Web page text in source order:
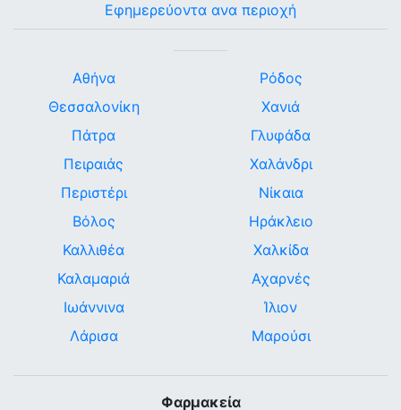
Εφημερεύοντα ανα περιοχή
Αθήνα
Θεσσαλονίκη
Πάτρα
Πειραιάς
Περιστέρι
Βόλος
Καλλιθέα
Καλαμαριά
Ιωάννινα
Λάρισα
Ρόδος
Χανιά
Γλυφάδα
Χαλάνδρι
Νίκαια
Ηράκλειο
Χαλκίδα
Αχαρνές
Ίλιον
Μαρούσι
Φαρμακεία